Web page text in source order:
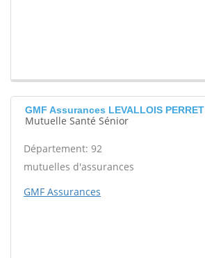
GMF Assurances LEVALLOIS PERRET
Mutuelle Santé Sénior
Département: 92
mutuelles d'assurances
GMF Assurances